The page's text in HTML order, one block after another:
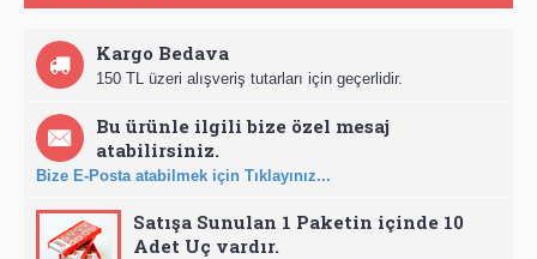
Kargo Bedava
150 TL üzeri alışveriş tutarları için geçerlidir.
Bu ürünle ilgili bize özel mesaj
atabilirsiniz.
Bize E-Posta atabilmek için Tıklayınız...
Satışa Sunulan 1 Paketin içinde 10
Adet Uç vardır.